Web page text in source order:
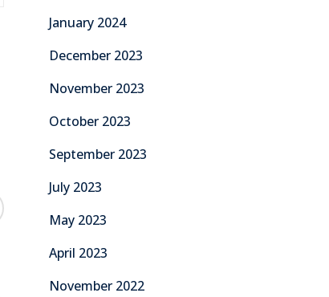
January 2024
December 2023
November 2023
October 2023
September 2023
July 2023
May 2023
April 2023
November 2022